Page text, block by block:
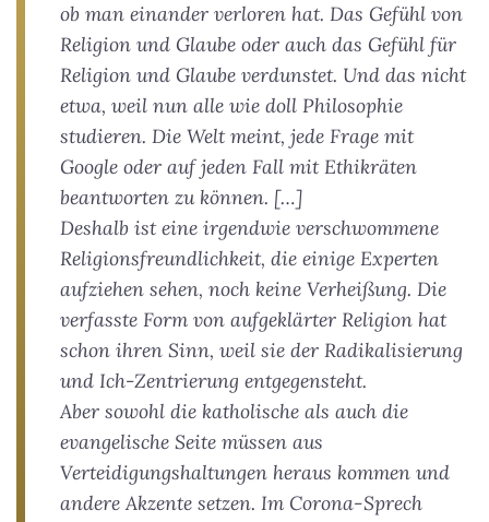
ob man einander verloren hat. Das Gefühl von
Religion und Glaube oder auch das Gefühl für
Religion und Glaube verdunstet. Und das nicht
etwa, weil nun alle wie doll Philosophie
studieren. Die Welt meint, jede Frage mit
Google oder auf jeden Fall mit Ethikräten
beantworten zu können. […]
Deshalb ist eine irgendwie verschwommene
Religionsfreundlichkeit, die einige Experten
aufziehen sehen, noch keine Verheißung. Die
verfasste Form von aufgeklärter Religion hat
schon ihren Sinn, weil sie der Radikalisierung
und Ich-Zentrierung entgegensteht.
Aber sowohl die katholische als auch die
evangelische Seite müssen aus
Verteidigungshaltungen heraus kommen und
andere Akzente setzen. Im Corona-Sprech